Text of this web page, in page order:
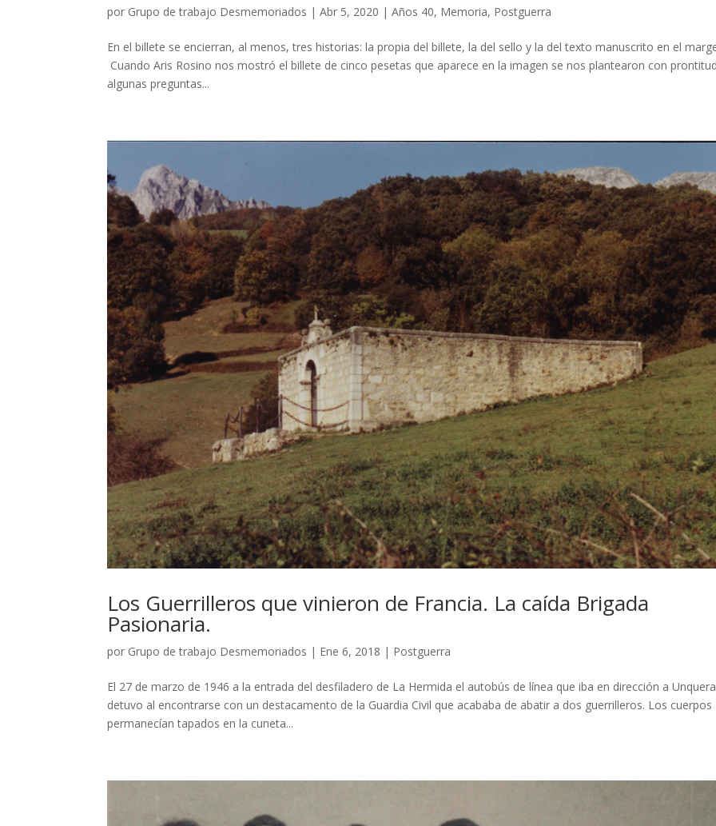
por Grupo de trabajo Desmemoriados |Abr 5, 2020 |Años 40, Memoria, Postguerra
En el billete se encierran, al menos, tres historias: la propia del billete, la del sello y la del texto manuscrito en el
Cuando Aris Rosino nos mostró el billete de cinco pesetas que aparece en la imagen se nos plantearon con
algunas preguntas...
Los Guerrilleros que vinieron de Francia. La caída Brigada
Pasionaria.
por Grupo de trabajo Desmemoriados | Ene 6, 2018 | Postguerra
El 27 de marzo de 1946 a la entrada del desfiladero de La Hermida el autobús de línea que iba en dirección a
detuvo al encontrarse con un destacamento de la Guardia Civil que acababa de abatir a dos guerrilleros. Los cuerpos
permanecían tapados en la cuneta...